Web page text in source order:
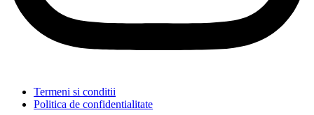
Termeni si conditii
Politica de confidentialitate